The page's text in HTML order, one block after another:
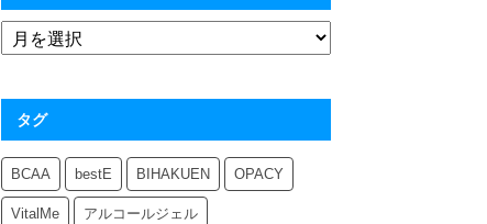
タグ
BCAA bestE BIHAKUEN OPACY
VitalMe アルコールジェル